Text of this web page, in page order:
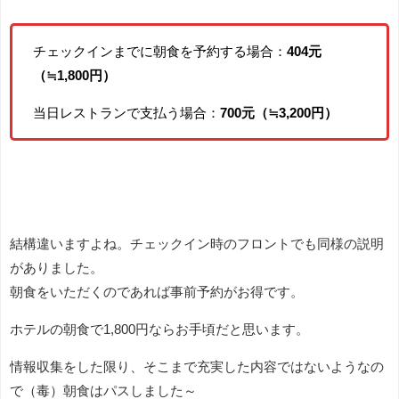
チェックインまでに朝食を予約する場合： 404元
（≒1,800円）
当日レストランで支払う場合： 700元（≒3,200円）
結構違いますよね。チェックイン時のフロントでも同様の説明
がありました。
朝食をいただくのであれば事前予約がお得です。
ホテルの朝食で1,800円ならお手頃だと思います。
情報収集をした限り、そこまで充実した内容ではないようなの
で（毒）朝食はパスしました～